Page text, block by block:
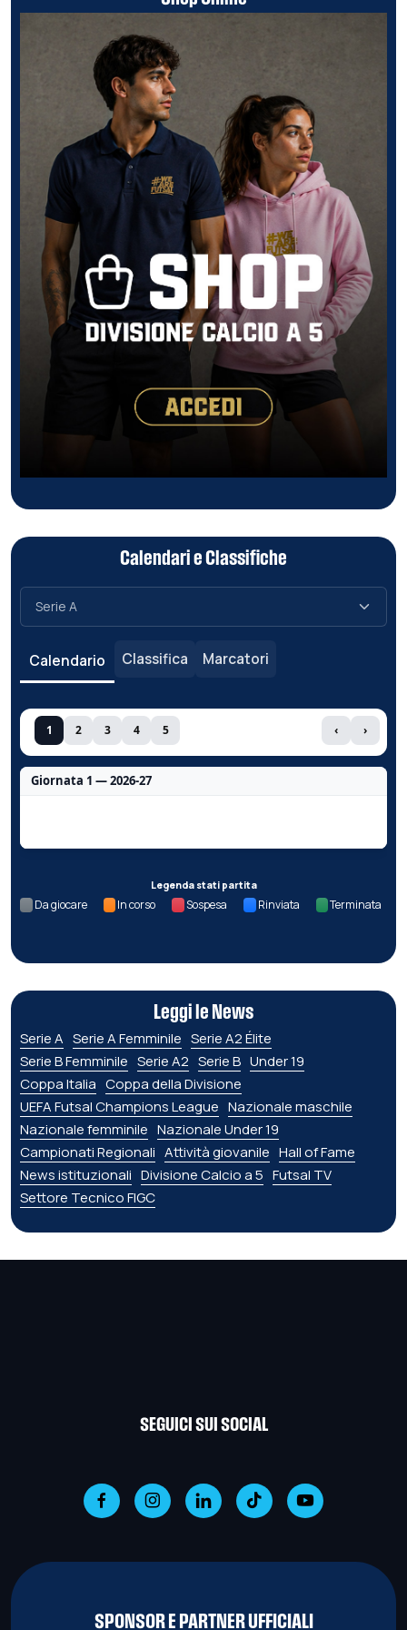
Calendari e Classifiche
Calendario Classifica Marcatori
1 2 3 4 5 ‹ ›
Giornata 1 — 2026-27
Legenda stati partita
Da giocare In corso Sospesa Rinviata Terminata
Leggi le News
Serie A Serie A Femminile Serie A2 Élite
Serie B Femminile Serie A2 Serie B Under 19
Coppa Italia Coppa della Divisione
UEFA Futsal Champions League Nazionale maschile
Nazionale femminile Nazionale Under 19
Campionati Regionali Attività giovanile Hall of Fame
News istituzionali Divisione Calcio a 5 Futsal TV
Settore Tecnico FIGC
SEGUICI SUI SOCIAL
SPONSOR E PARTNER UFFICIALI